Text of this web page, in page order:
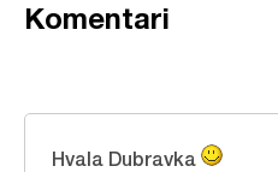
Komentari
Hvala Dubravka